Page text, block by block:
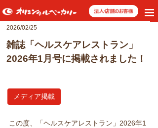
2026/02/25
雑誌「ヘルスケアレストラン」
2026年1月号に掲載されました！
メディア掲載
この度、「ヘルスケアレストラン」2026年1